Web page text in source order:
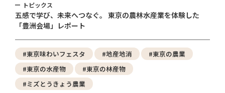
トピックス
五感で学び、未来へつなぐ。 東京の農林水産業を体験した
「豊洲会場」レポート
#東京味わいフェスタ #地産地消
#東京の農業
#東京の水産物
#東京の林産物
#ミズとうきょう農業